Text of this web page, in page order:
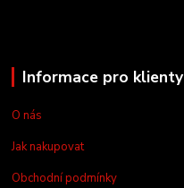
Informace pro klienty
O nás
Jak nakupovat
Obchodní podmínky